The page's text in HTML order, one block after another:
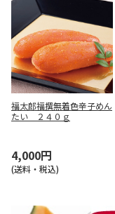
福太郎福撰無着色辛子めん
たい ２４０ｇ
4,000円
(送料・税込)